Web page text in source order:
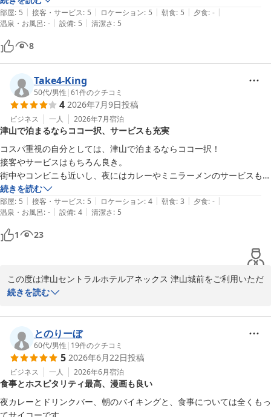
ープ）
ます。
どうぞご滞在中にご利用くださいませ。
さらに、客室にはスマートテレビを導入しており、
YouTubeなどのネット動画もお楽しみいただけます。
ぜひごゆっくりとお過ごしください。
津山セントラルホテルアネックス津山城前
フロント　平岡
〜全国約160店舗展開中のBBHホテルグループ！〜
【連泊限定】【駐車場無料】お得！客室清掃不要プラン★朝食無料
バイキング＆ハッピーアワー大好評
津山セントラルホテル アネックス 津山城前（ＢＢＨホテルグル
ープ）
2026-06-19
し上げます。
ご指摘いただきました設備につきましては確認を行い、点検および
改善に努めてまいります。
そのような中でも「素敵なホテル」とのお言葉を頂戴し、心より感
謝申し上げます。
今後もサービス面だけでなく、設備面につきましても快適にお過ご
しいただける環境づくりに努めてまいります。
また津山へお越しの際は、ぜひご利用くださいませ。
※当館では、無料の軽食サービスを開始しました。
カレー（※数量限定）、すき焼き丼・親子丼・牛丼・中華丼の4種
（※丼はお1人様1種類のみ）を
夜7時から9時までご提供しております。
また、ドリンクサーバー（ソフトドリンクやアルコール割り対応）
ミニラーメン、スープ各種、紅茶、コーヒーなどもご用意しており
どうぞご滞在中にご利用くださいませ。
さらに、客室にはスマートテレビを導入しており、
YouTubeなどのネット動画もお楽しみいただけます。
ぜひごゆっくりとお過ごしください。
津山セントラルホテルアネックス津山城前
フロント　平岡
部屋: 5 | 接客・サービス: 5 | ロケーション: 5 | 朝食: 5 | 夕食: - |
温泉・お風呂: - | 設備: 5 | 清潔さ: 5
8
Take4-King
50代/男性 |61件のクチコミ
4 2026年7月9日投稿
ビジネス 一人 2026年7月宿泊
津山で泊まるならココ一択、サービスも充実
コスパ重視の自分としては、津山で泊まるならココ一択！
接客やサービスはもちろん良き。
街中やコンビニも近いし、夜にはカレーやミニラーメンのサービスもあ
るためサラリーマンには非常に助かる。
続きを読む
部屋: 5 | 接客・サービス: 5 | ロケーション: 4 | 朝食: 3 | 夕食: - |
温泉・お風呂: - | 設備: 4 | 清潔さ: 5
1 23
この度は津山セントラルホテルアネックス 津山城前をご利用いただ
き、誠にありがとうございます。
「津山で泊まるならココ一択」とのお言葉を頂戴し、スタッフ一同
大変嬉しく存じます。
また、接客やサービスにつきましてもお褒めいただき、心より御礼
申し上げます。
当館の立地や、夜の軽食サービスがお仕事でお越しのお客様のお役
に立てたとのこと、大変嬉しく拝読いたしました。
続きを読む
とのりーぼ
60代/男性 | 19件のクチコミ
5 2026年6月22日投稿
ビジネス 一人 2026年6月宿泊
食事とホスピタリティ最高、漫画も良い
夜カレーとドリンクバー、朝のバイキングと、食事については全くもっ